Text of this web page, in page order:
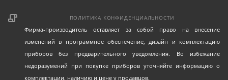
ПОЛИТИКА КОНФИДЕНЦИАЛЬНОСТИ
Фирма-производитель оставляет за собой право на внесение
изменений в программное обеспечение, дизайн и комплектацию
приборов без предварительного уведомления. Во избежание
недоразумений при покупке приборов уточняйте информацию о
комплектации, наличию и цене у продавцов.